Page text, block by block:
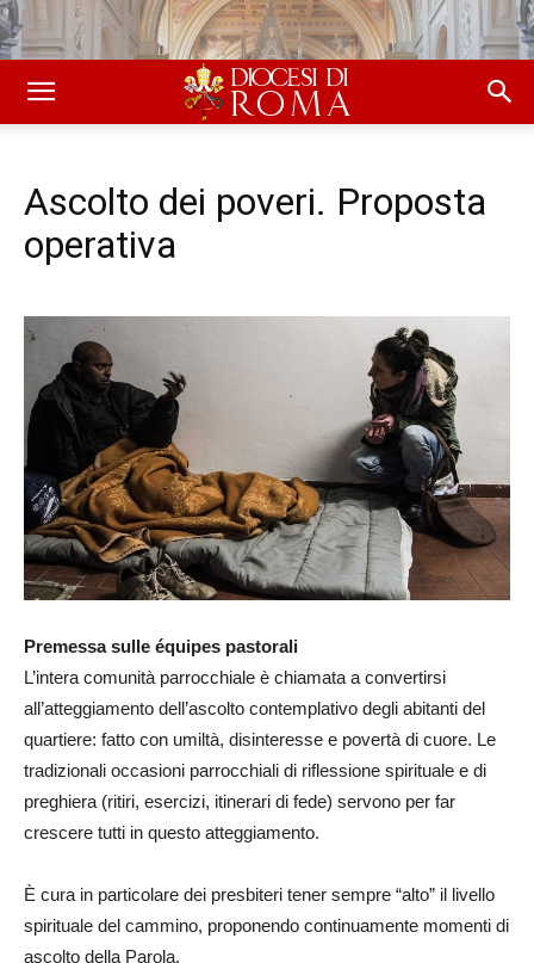
Ascolto dei poveri. Proposta
operativa
Premessa sulle équipes pastorali
L’intera comunità parrocchiale è chiamata a convertirsi
all’atteggiamento dell’ascolto contemplativo degli abitanti del
quartiere: fatto con umiltà, disinteresse e povertà di cuore. Le
tradizionali occasioni parrocchiali di riflessione spirituale e di
preghiera (ritiri, esercizi, itinerari di fede) servono per far
crescere tutti in questo atteggiamento.
È cura in particolare dei presbiteri tener sempre “alto” il livello
spirituale del cammino, proponendo continuamente momenti di
ascolto della Parola.